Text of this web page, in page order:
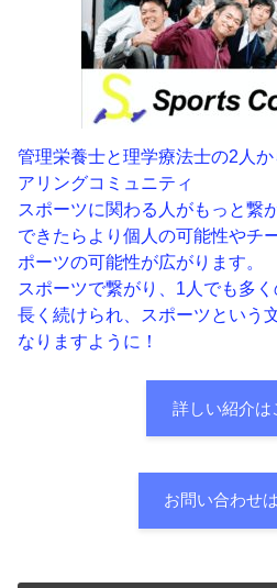
管理栄養士と理学療法士の2人
アリングコミュニティ
スポーツに関わる人がもっと繋
できたらより個人の可能性やチ
ポーツの可能性が広がります。
スポーツで繋がり、1人でも多
長く続けられ、スポーツという
なりますように！
詳しい紹介は
お問い合わせ